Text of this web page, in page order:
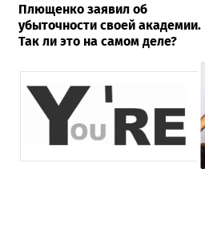
Плющенко заявил об
убыточности своей академии.
Так ли это на самом деле?